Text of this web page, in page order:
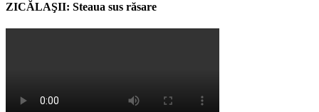
ZICĂLAŞII: Steaua sus răsare